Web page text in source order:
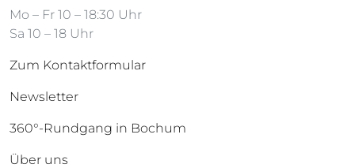
Mo – Fr 10 – 18:30 Uhr
Sa 10 – 18 Uhr
Zum Kontaktformular
Newsletter
360°-Rundgang in Bochum
Über uns